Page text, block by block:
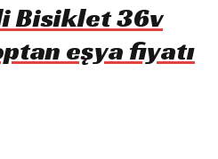
Bisiklet 36v
eşya fiyatı